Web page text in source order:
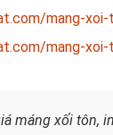
mang-
mang-
máng xối tôn,